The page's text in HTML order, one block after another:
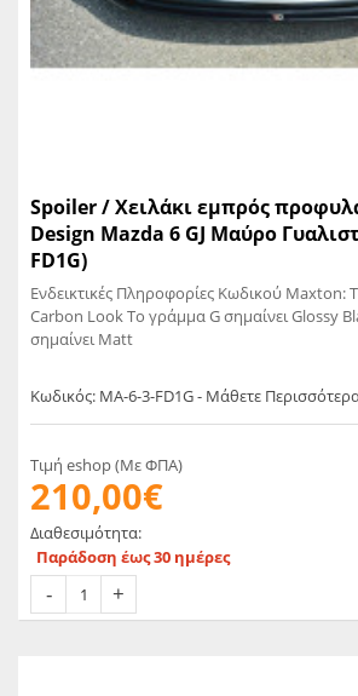
Spoiler / Χειλάκι εμπρός
Design Mazda 6 GJ Μαύρο
FD1G)
Ενδεικτικές Πληροφορίες Κωδικού Maxton:
Carbon Look Το γράμμα G σημαίνει Glossy
σημαίνει Matt
Κωδικός: MA-6-3-FD1G - Μάθετε Περισσότερα
Τιμή eshop (Με ΦΠΑ)
210,00€
Διαθεσιμότητα:
Παράδοση έως 30 ημέρες